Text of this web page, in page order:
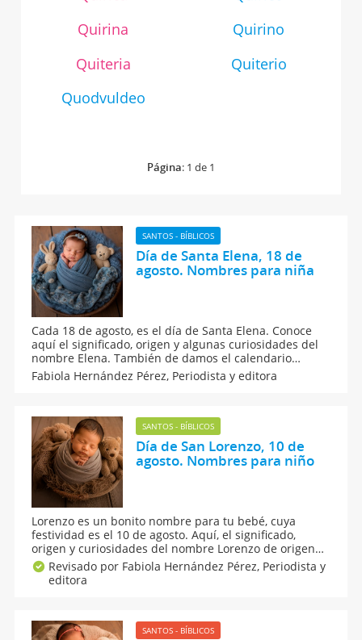
Quirina
Quirino
Quiteria
Quiterio
Quodvuldeo
Página: 1 de 1
SANTOS - BÍBLICOS
Día de Santa Elena, 18 de
agosto. Nombres para niña
Cada 18 de agosto, es el día de Santa Elena. Conoce
aquí el significado, origen y algunas curiosidades del
nombre Elena. También de damos el calendario
santoral de la onomástica de todos los nombres de
santo del mes y algunas sugerencias de nombres
Fabiola Hernández Pérez, Periodista y editora
SANTOS - BÍBLICOS
Día de San Lorenzo, 10 de
agosto. Nombres para niño
Lorenzo es un bonito nombre para tu bebé, cuya
festividad es el 10 de agosto. Aquí, el significado,
origen y curiosidades del nombre Lorenzo de origen
latino. En esta guía de nombres te contamos todo
sobre San Lorenzo: su historia, origen, numerología y
algunos nombres compuestos que seguro amarás.
Revisado por Fabiola Hernández Pérez, Periodista y
editora
SANTOS - BÍBLICOS